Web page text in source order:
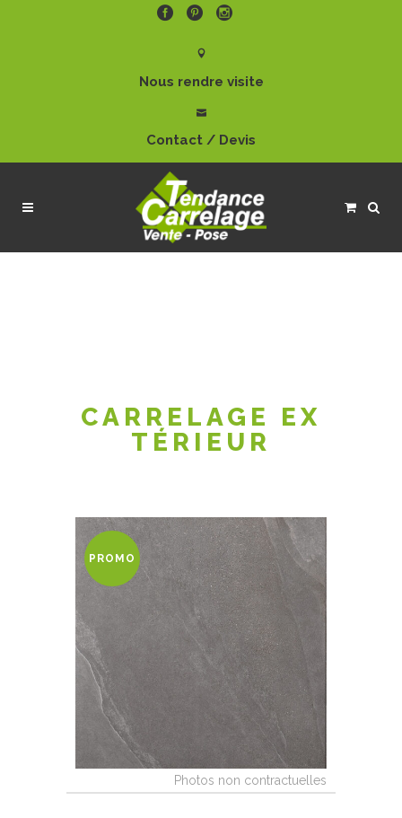
Nous rendre visite
Contact / Devis
CARRELAGE EX
TÉRIEUR
PROMO